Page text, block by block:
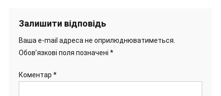
Залишити відповідь
Ваша e-mail адреса не оприлюднюватиметься.
Обов’язкові поля позначені *
Коментар *